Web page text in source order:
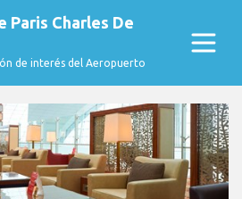
Paris Charles De
de interés del Aeropuerto